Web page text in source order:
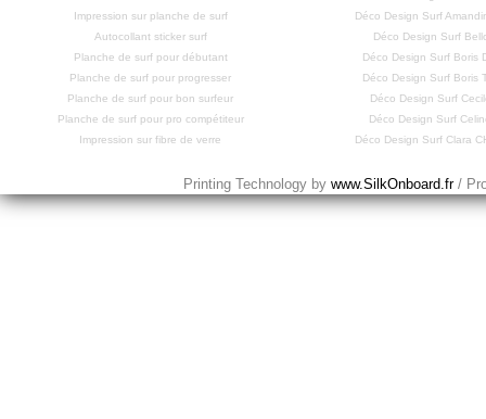
Impression sur planche de surf
Autocollant sticker surf
Planche de surf pour débutant
Planche de surf pour progresser
Planche de surf pour bon surfeur
Planche de surf pour pro compétiteur
Impression sur fibre de verre
Déco Design Surf
Déco Design Surf
Déco Design Surf Boris
Déco Design Surf Boris
Déco Design Surf
Déco Design Surf
Déco Design Surf Clara
Printing Technology bywww.SilkOnboard.fr /